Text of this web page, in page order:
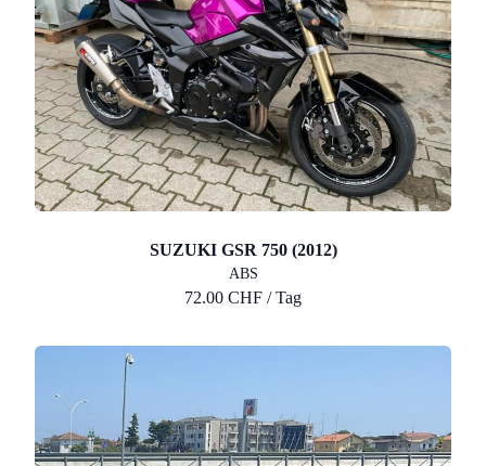
SUZUKI GSR 750 (2012)
ABS
72.00 CHF / Tag